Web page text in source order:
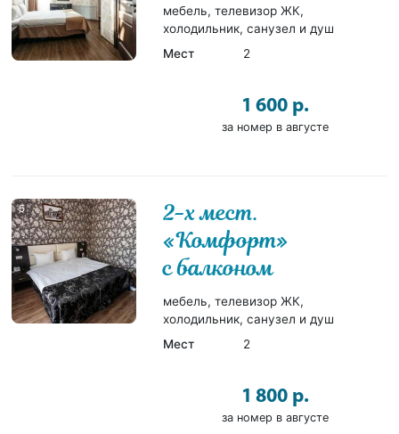
мебель, телевизор ЖК,
холодильник, санузел и душ
Мест
2
1 600 р.
за номер в августе
5
2-х мест.
«Комфорт»
с балконом
мебель, телевизор ЖК,
холодильник, санузел и душ
Мест
2
1 800 р.
за номер в августе